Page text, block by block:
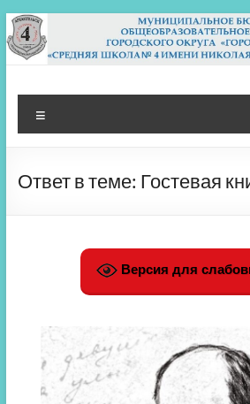
Перейти
к
содержимому
МБОУ СШ 4
Архангельск
Ответ в теме: Гостевая
Версия для